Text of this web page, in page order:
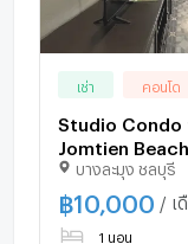
เช่า คอนโด
Studio Condo
Jomtien Beach
Condominium
บางละมุง ชลบุรี
฿10,000 / เ
1 นอน